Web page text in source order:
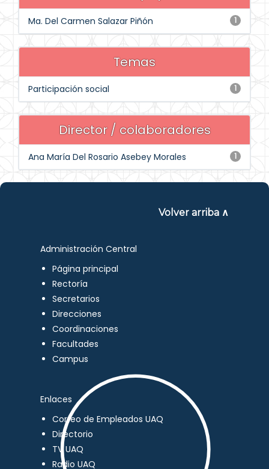
1
Ma. Del Carmen Salazar Piñón
Temas
1
Participación social
Director / colaboradores
1
Ana María Del Rosario Asebey Morales
Volver arriba ∧
Administración Central
Página principal
Rectoría
Secretarios
Direcciones
Coordinaciones
Facultades
Campus
Enlaces
Correo de Empleados UAQ
Directorio
TV UAQ
Radio UAQ